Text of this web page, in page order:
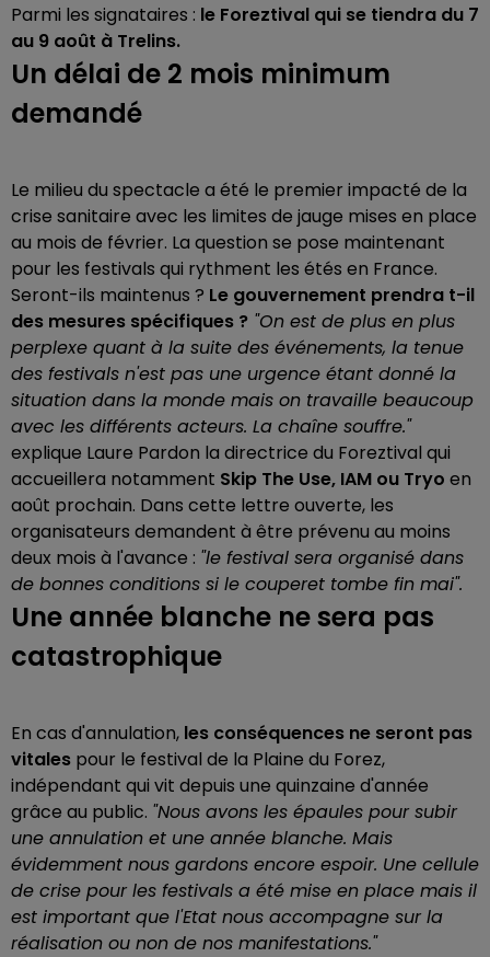
Parmi les signataires : le Foreztival qui se tiendra du 7
au 9 août à Trelins.
Un délai de 2 mois minimum
demandé
Le milieu du spectacle a été le premier impacté de la
crise sanitaire avec les limites de jauge mises en place
au mois de février. La question se pose maintenant
pour les festivals qui rythment les étés en France.
Seront-ils maintenus ? Le gouvernement prendra t-il
des mesures spécifiques ? "On est de plus en plus
perplexe quant à la suite des événements, la tenue
des festivals n'est pas une urgence étant donné la
situation dans la monde mais on travaille beaucoup
avec les différents acteurs. La chaîne souffre."
explique Laure Pardon la directrice du Foreztival qui
accueillera notamment Skip The Use, IAM ou Tryo en
août prochain. Dans cette lettre ouverte, les
organisateurs demandent à être prévenu au moins
deux mois à l'avance : "le festival sera organisé dans
de bonnes conditions si le couperet tombe fin mai".
Une année blanche ne sera pas
catastrophique
En cas d'annulation, les conséquences ne seront pas
vitales pour le festival de la Plaine du Forez,
indépendant qui vit depuis une quinzaine d'année
grâce au public. "Nous avons les épaules pour subir
une annulation et une année blanche. Mais
évidemment nous gardons encore espoir. Une cellule
de crise pour les festivals a été mise en place mais il
est important que l'Etat nous accompagne sur la
réalisation ou non de nos manifestations."